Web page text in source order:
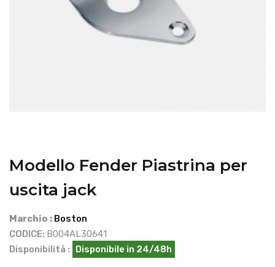
Modello Fender Piastrina per
uscita jack
Marchio : Boston
CODICE: B004AL30641
Disponibilità :
Disponibile in 24/48h